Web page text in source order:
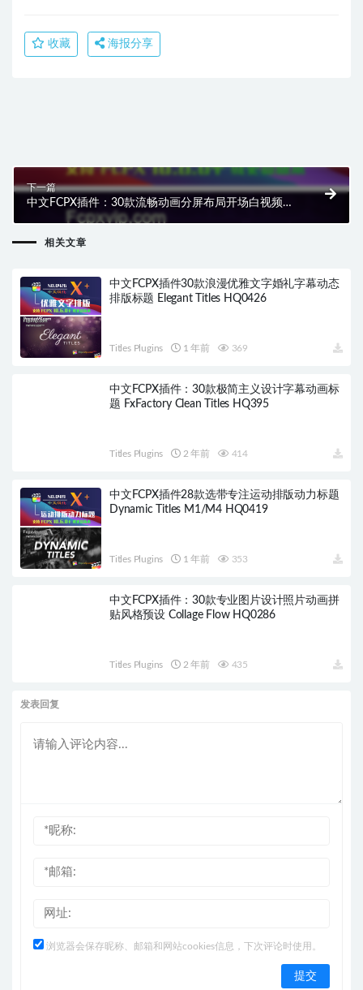
收藏 海报分享
下一篇
中文FCPX插件：30款流畅动画分屏布局开场白视频模
板 Bento Grids HQ0371
相关文章
中文FCPX插件30款浪漫优雅文字婚礼字幕动态
排版标题 Elegant Titles HQ0426
Titles Plugins 1 年前 369
中文FCPX插件：30款极简主义设计字幕动画标
题 FxFactory Clean Titles HQ395
Titles Plugins 2 年前 414
中文FCPX插件28款选带专注运动排版动力标题
Dynamic Titles M1/M4 HQ0419
Titles Plugins 1 年前 353
中文FCPX插件：30款专业图片设计照片动画拼
贴风格预设 Collage Flow HQ0286
Titles Plugins 2 年前 435
发表回复
浏览器会保存昵称、邮箱和网站cookies信息，下次评论时使用。